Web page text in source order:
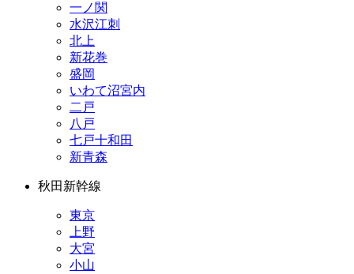
一ノ関
水沢江刺
北上
新花巻
盛岡
いわて沼宮内
二戸
八戸
七戸十和田
新青森
秋田新幹線
東京
上野
大宮
小山